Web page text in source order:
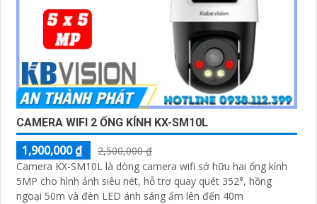
CAMERA WIFI 2 ỐNG KÍNH KX-SM10L
1,900,000 ₫
2,500,000 ₫
Camera KX-SM10L là dòng camera wifi sở hữu hai ống kính
5MP cho hình ảnh siêu nét, hỗ trợ quay quét 352°, hồng
ngoại 50m và đèn LED ánh sáng ấm lên đến 40m